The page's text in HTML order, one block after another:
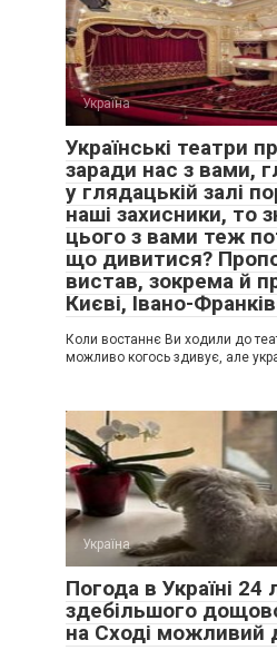
Україна
Українські театри
заради нас з вами,
у глядацькій залі
наші захисники, то
цього з вами теж
що дивитися?
вистав, зокрема й
Києві, Івано-
Коли востаннє Ви ходили до
можливо когось здивує, але
Україна
Погода в Україні
здебільшого
на Сході можливий